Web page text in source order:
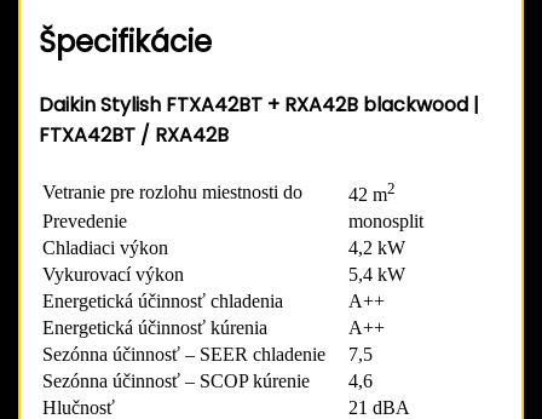
Špecifikácie
Daikin Stylish FTXA42BT + RXA42B blackwood |
FTXA42BT / RXA42B
Vetranie pre rozlohu miestnosti do 42 m2
Prevedenie
monosplit
Chladiaci výkon
4,2 kW
Vykurovací výkon
5,4 kW
Energetická účinnosť chladenia
A++
Energetická účinnosť kúrenia
A++
Sezónna účinnosť – SEER chladenie
7,5
Sezónna účinnosť – SCOP kúrenie
4,6
Hlučnosť
21 dBA